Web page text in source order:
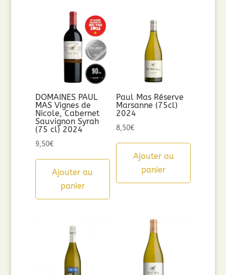
DOMAINES PAUL
MAS Vignes de
Nicole, Cabernet
Sauvignon Syrah
(75 cl) 2024
9,50€
Ajouter au
panier
Paul Mas Réserve
Marsanne (75cl)
2024
8,50€
Ajouter au
panier